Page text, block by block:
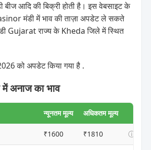
बीज आदि की बिक्री होती है। इस वेबसाइट के
मंडी में भाव की ताज़ा अपडेट ले सकते
Gujarat राज्य के Kheda जिले में स्थित
को अपडेट किया गया है .
में अनाज का भाव
न्यूनतम मूल्य अधिकतम मूल्य
₹1600 ₹1810 ⓘ